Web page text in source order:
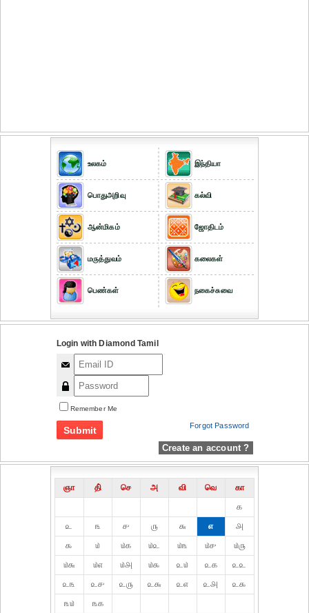
உலகம்
பொதுஅறிவு
ஆன்மிகம்
மருத்துவம்
பெண்கள்
இந்தியா
கல்வி
ஜோதிடம்
கலைகள்
நகைச்சுவை
Login with Diamond Tamil
Remember Me
Forgot Password
Create an account ?
ஞா தி் செ அ வி வெ
கா
௧
௨
௩ ௪ ௫ ௬ ௭
௮
௯
௰ ௰௧ ௰௨ ௰௩ ௰௪
௰௫
௰௬
௰௭ ௰௮ ௰௯ ௨௰ ௨௧
௨௨
௨௩
௨௪ ௨௫ ௨௬ ௨௭ ௨௮
௨௯
௩௰
௩௧